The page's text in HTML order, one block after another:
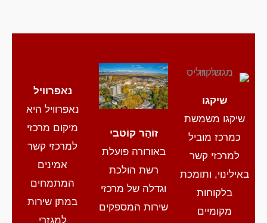
שיקגו
שיקגו משמשת
כמרכז מוביל
למרכזי קשר
באילינוי, ותומכת
בלקוחות
מקומיים
זוֹהַר קוֹטבִי
באורורה פועלת
רשת הולכת
וגדלה של מרכזי
שירות המספקים
נאפרוויל
נאפרוויל היא
מיקום מרכזי
למרכזי קשר
אמינים
המתמחים
במתן שירות
למגזרי